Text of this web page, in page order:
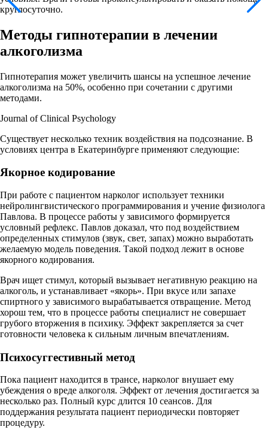
круглосуточно.
Методы гипнотерапии в лечении
алкоголизма
Гипнотерапия может увеличить шансы на успешное лечение
алкоголизма на 50%, особенно при сочетании с другими
методами.
Journal of Clinical Psychology
Существует несколько техник воздействия на подсознание. В
условиях центра в Екатеринбурге применяют следующие:
Якорное кодирование
При работе с пациентом нарколог использует техники
нейролингвистического программирования и учение физиолога
Павлова. В процессе работы у зависимого формируется
условный рефлекс. Павлов доказал, что под воздействием
определенных стимулов (звук, свет, запах) можно выработать
желаемую модель поведения. Такой подход лежит в основе
якорного кодирования.
Врач ищет стимул, который вызывает негативную реакцию на
алкоголь, и устанавливает «якорь». При вкусе или запахе
спиртного у зависимого вырабатывается отвращение. Метод
хорош тем, что в процессе работы специалист не совершает
грубого вторжения в психику. Эффект закрепляется за счет
готовности человека к сильным личным впечатлениям.
Психосуггестивный метод
Пока пациент находится в трансе, нарколог внушает ему
убеждения о вреде алкоголя. Эффект от лечения достигается за
несколько раз. Полный курс длится 10 сеансов. Для
поддержания результата пациент периодически повторяет
процедуру.